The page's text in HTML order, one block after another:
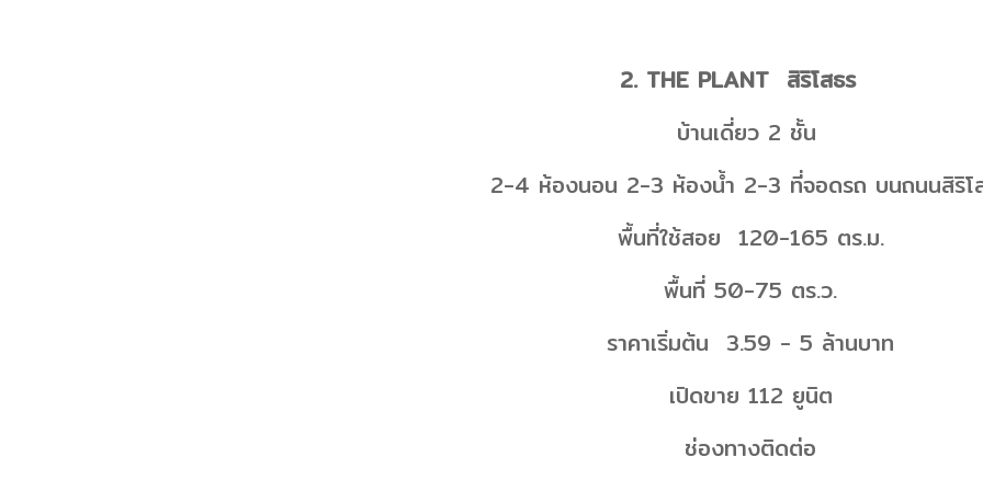
2. THE PLANT สิริโสธร
บ้านเดี่ยว 2 ชั้น
2-4 ห้องนอน 2-3 ห้องน้ำ 2-3 ที่จอดรถ บนถนนสิริโ
พื้นที่ใช้สอย 120-165 ตร.ม.
พื้นที่ 50-75 ตร.ว.
ราคาเริ่มต้น 3.59 - 5 ล้านบาท
เปิดขาย 112 ยูนิต
ช่องทางติดต่อ